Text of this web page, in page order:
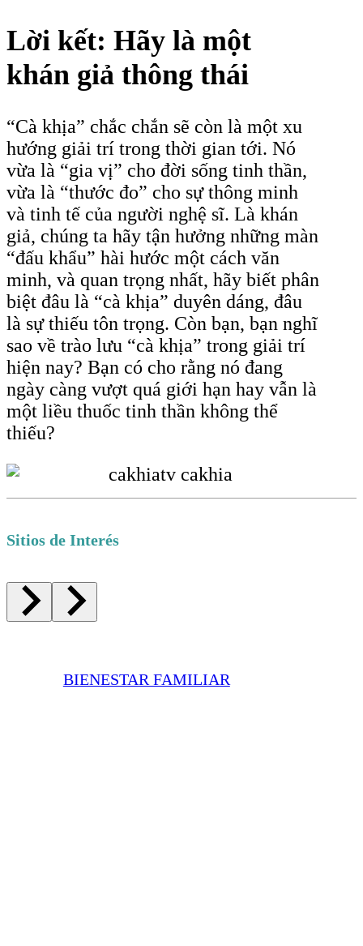
Lời kết: Hãy là một
khán giả thông thái
“Cà khịa” chắc chắn sẽ còn là một xu
hướng giải trí trong thời gian tới. Nó
vừa là “gia vị” cho đời sống tinh thần,
vừa là “thước đo” cho sự thông minh
và tinh tế của người nghệ sĩ. Là khán
giả, chúng ta hãy tận hưởng những màn
“đấu khẩu” hài hước một cách văn
minh, và quan trọng nhất, hãy biết phân
biệt đâu là “cà khịa” duyên dáng, đâu
là sự thiếu tôn trọng. Còn bạn, bạn nghĩ
sao về trào lưu “cà khịa” trong giải trí
hiện nay? Bạn có cho rằng nó đang
ngày càng vượt quá giới hạn hay vẫn là
một liều thuốc tinh thần không thể
thiếu?
Sitios de Interés
BIENESTAR FAMILIAR